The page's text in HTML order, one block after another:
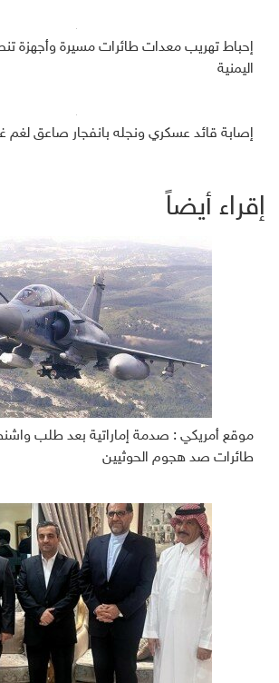
إحباط تهريب معدات طائرات مسيرة وأجهزة
اليمنية
إصابة قائد عسكري ونجله بانفجار صاعق لغم
إقراء أيضاً
موقع أمريكي : صدمة إماراتية بعد طلب
طائرات صد هجوم الحوثيين